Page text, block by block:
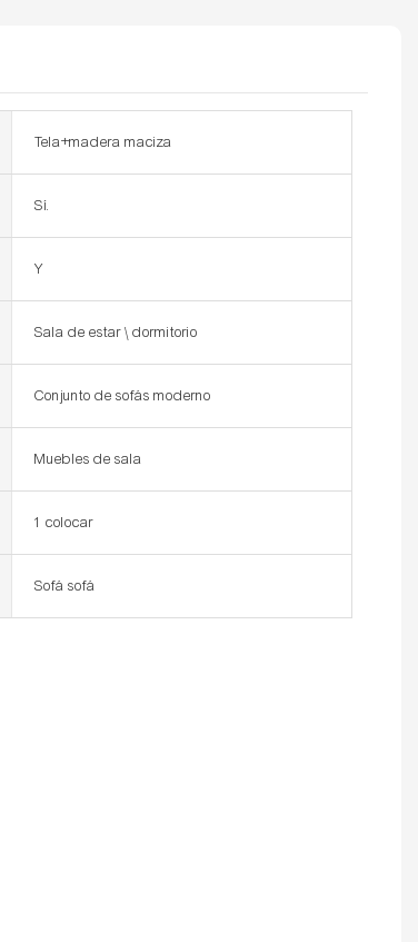
Tela+madera maciza
Sí.
Y
Sala de estar \ dormitorio
Conjunto de sofás moderno
Muebles de sala
1 colocar
Sofá sofá